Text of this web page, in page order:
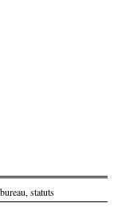
bureau,statuts